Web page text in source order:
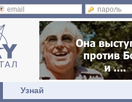
Узнай